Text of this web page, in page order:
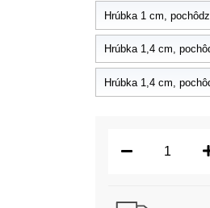
Hrúbka 1 cm,
Hrúbka 1,4 cm,
Hrúbka 1,4 cm,